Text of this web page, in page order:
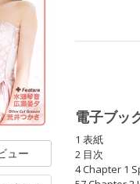
ュー
電子ブッ
1 表紙
2 目次
4 Chapter 1